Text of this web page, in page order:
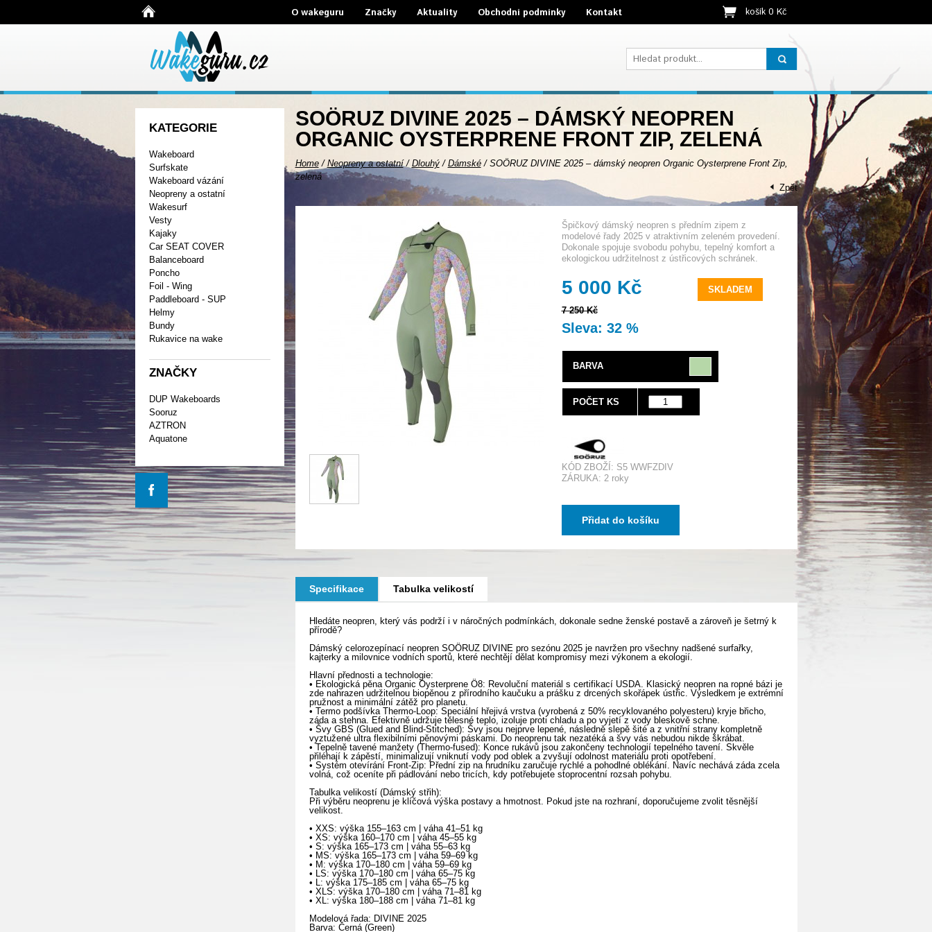
O wakeguru Značky Aktuality Obchodní podmínky Kontakt košík 0 Kč
KATEGORIE
Wakeboard
Surfskate
Wakeboard vázání
Neopreny a ostatní
Wakesurf
Vesty
Kajaky
Car SEAT COVER
Balanceboard
Poncho
Foil - Wing
Paddleboard - SUP
Helmy
Bundy
Rukavice na wake
ZNAČKY
DUP Wakeboards
Sooruz
AZTRON
Aquatone
SOÖRUZ DIVINE 2025 – DÁMSKÝ NEOPREN
ORGANIC OYSTERPRENE FRONT ZIP, ZELENÁ
Home/ Neopreny a ostatní/ Dlouhý/ Dámské/ SOÖRUZ DIVINE 2025 – dámský neopren Organic Oysterprene Front Zip,
zelená
Zpět
Špičkový dámský neopren s předním zipem z
modelové řady 2025 v atraktivním zeleném provedení.
Dokonale spojuje svobodu pohybu, tepelný komfort a
ekologickou udržitelnost z ústřicových schránek.
5 000 Kč
7 250 Kč
Sleva: 32 %
SKLADEM
BARVA
POČET KS
KÓD ZBOŽÍ: S5 WWFZDIV
ZÁRUKA: 2 roky
Přidat do košíku
Specifikace Tabulka velikostí
Hledáte neopren, který vás podrží i v náročných podmínkách, dokonale sedne ženské postavě a zároveň je šetrný k
přírodě?
Dámský celorozepínací neopren SOÖRUZ DIVINE pro sezónu 2025 je navržen pro všechny nadšené surfařky,
kajterky a milovnice vodních sportů, které nechtějí dělat kompromisy mezi výkonem a ekologií.
Hlavní přednosti a technologie:
• Ekologická pěna Organic Oysterprene Ö8: Revoluční materiál s certifikací USDA. Klasický neopren na ropné bázi je
zde nahrazen udržitelnou biopěnou z přírodního kaučuku a prášku z drcených skořápek ústřic. Výsledkem je extrémní
pružnost a minimální zátěž pro planetu.
• Termo podšívka Thermo-Loop: Speciální hřejivá vrstva (vyrobená z 50% recyklovaného polyesteru) kryje břicho,
záda a stehna. Efektivně udržuje tělesné teplo, izoluje proti chladu a po vyjetí z vody bleskově schne.
• Švy GBS (Glued and Blind-Stitched): Švy jsou nejprve lepené, následně slepě šité a z vnitřní strany kompletně
vyztužené ultra flexibilními pěnovými páskami. Do neoprenu tak nezatéká a švy vás nebudou nikde škrábat.
• Tepelně tavené manžety (Thermo-fused): Konce rukávů jsou zakončeny technologií tepelného tavení. Skvěle
přiléhají k zápěstí, minimalizují vniknutí vody pod oblek a zvyšují odolnost materiálu proti opotřebení.
• Systém otevírání Front-Zip: Přední zip na hrudníku zaručuje rychlé a pohodlné oblékání. Navíc nechává záda zcela
volná, což oceníte při pádlování nebo tricích, kdy potřebujete stoprocentní rozsah pohybu.
Tabulka velikostí (Dámský střih):
Při výběru neoprenu je klíčová výška postavy a hmotnost. Pokud jste na rozhraní, doporučujeme zvolit těsnější
velikost.
• XXS: výška 155–163 cm | váha 41–51 kg
• XS: výška 160–170 cm | váha 45–55 kg
• S: výška 165–173 cm | váha 55–63 kg
• MS: výška 165–173 cm | váha 59–69 kg
• M: výška 170–180 cm | váha 59–69 kg
• LS: výška 170–180 cm | váha 65–75 kg
• L: výška 175–185 cm | váha 65–75 kg
• XLS: výška 170–180 cm | váha 71–81 kg
• XL: výška 180–188 cm | váha 71–81 kg
Modelová řada: DIVINE 2025
Barva: Černá (Green)